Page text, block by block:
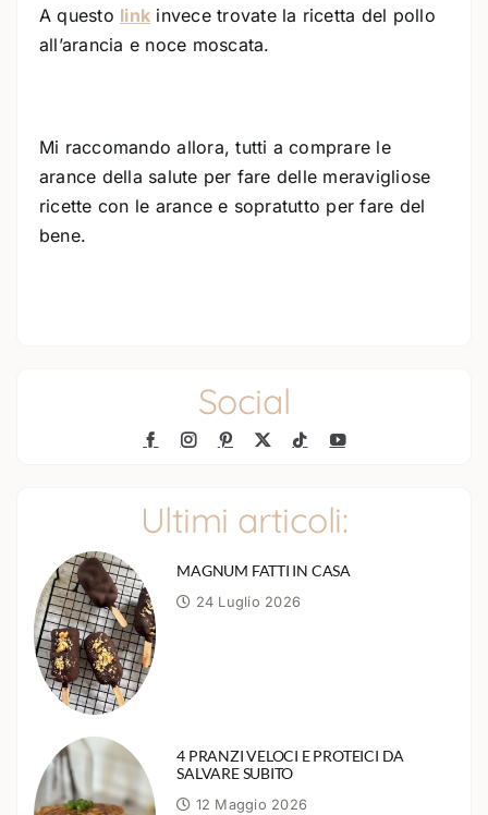
A questo link invece trovate la ricetta del pollo
all’arancia e noce moscata.
Mi raccomando allora, tutti a comprare le
arance della salute per fare delle meravigliose
ricette con le arance e sopratutto per fare del
bene.
Social
Ultimi articoli:
MAGNUM FATTI IN CASA
24 Luglio 2026
4 PRANZI VELOCI E PROTEICI DA
SALVARE SUBITO
12 Maggio 2026